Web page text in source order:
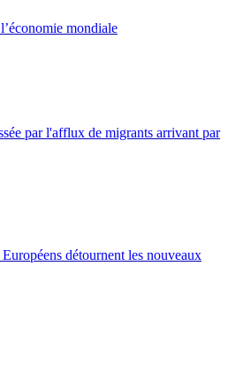
mondiale
par l'afflux de migrants arrivant par
détournent les nouveaux